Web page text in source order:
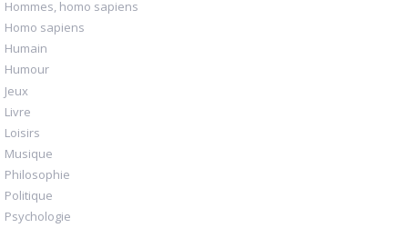
Hommes, homo sapiens
Homo sapiens
Humain
Humour
Jeux
Livre
Loisirs
Musique
Philosophie
Politique
Psychologie